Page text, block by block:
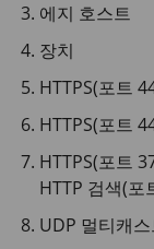
에지 호스트
장치
HTTPS(포트
HTTPS(포트
HTTPS(포트
HTTP 검색(포
UDP 멀티캐